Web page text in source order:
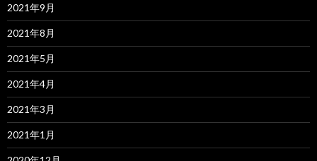
2021年9月
2021年8月
2021年5月
2021年4月
2021年3月
2021年1月